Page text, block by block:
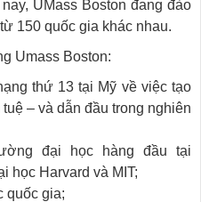
UMass Boston đang đào
150 quốc gia khác nhau.
Umass Boston:
thứ 13 tại Mỹ về việc tạo
– và dẫn đầu trong nghiên
đại học hàng đầu tại
học Harvard và MIT;
quốc gia;